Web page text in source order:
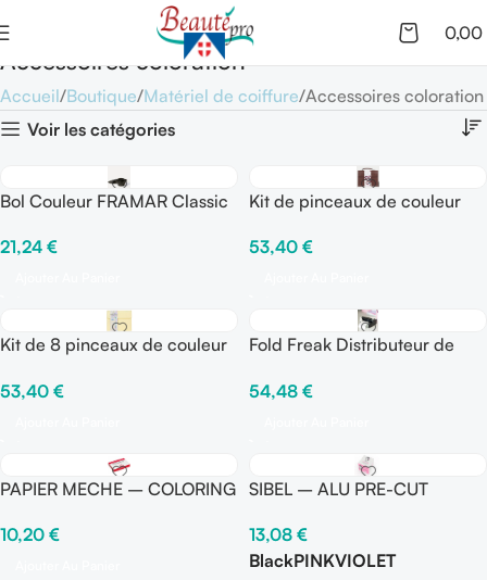
0,00
Accessoires coloration
Accueil Boutique Matériel de coiffure Accessoires coloration
Voir les catégories
Bol Couleur FRAMAR Classic
21,24 €
Kit de pinceaux de couleur
53,40 €
Kit de 8 pinceaux de couleur
53,40 €
Fold Freak Distributeur de
54,48 €
PAPIER MECHE – COLORING
10,20 €
SIBEL – ALU PRE-CUT
13,08 €
BlackPINKVIOLET